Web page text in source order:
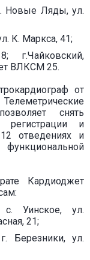
Новые Ляды, ул.
К. Маркса, 41;
г.Чайковский,
ВЛКСМ 25.
от
снять
регистрации и
отведениях и
Кардиоджет
Уинское, ул.
21;
Березники, ул.